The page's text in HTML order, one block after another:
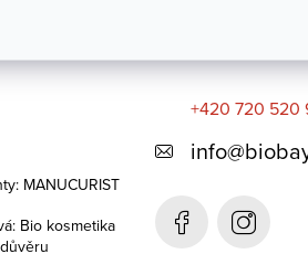
MANUCURIST
Bio kosmetika
+420 720 520
info@